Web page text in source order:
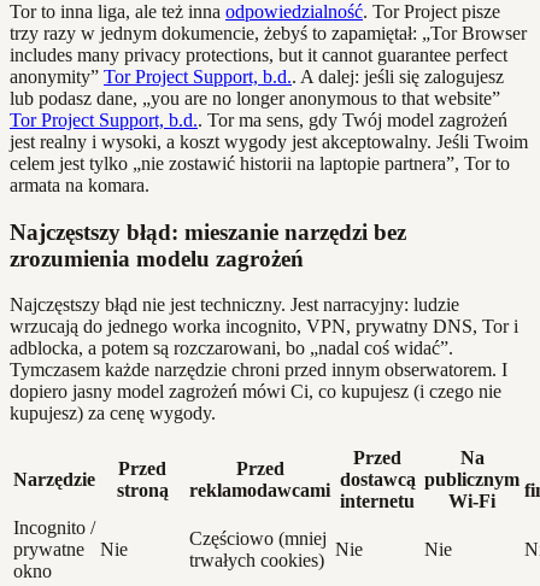
Tor to inna liga, ale też inna odpowiedzialność. Tor Project pisze
trzy razy w jednym dokumencie, żebyś to zapamiętał: „Tor Browser
includes many privacy protections, but it cannot guarantee perfect
anonymity” Tor Project Support, b.d.. A dalej: jeśli się zalogujesz
lub podasz dane, „you are no longer anonymous to that website”
Tor Project Support, b.d.. Tor ma sens, gdy Twój model zagrożeń
jest realny i wysoki, a koszt wygody jest akceptowalny. Jeśli Twoim
celem jest tylko „nie zostawić historii na laptopie partnera”, Tor to
armata na komara.
Najczęstszy błąd: mieszanie narzędzi bez
zrozumienia modelu zagrożeń
Najczęstszy błąd nie jest techniczny. Jest narracyjny: ludzie
wrzucają do jednego worka incognito, VPN, prywatny DNS, Tor i
adblocka, a potem są rozczarowani, bo „nadal coś widać”.
Tymczasem każde narzędzie chroni przed innym obserwatorem. I
dopiero jasny model zagrożeń mówi Ci, co kupujesz (i czego nie
kupujesz) za cenę wygody.
Narzędzie
Przed
stroną
Przed
reklamodawcami
Przed
dostawcą
internetu
Na
publicznym
Wi‑Fi
Incognito /
prywatne
okno
Nie
Częściowo (mniej
trwałych cookies)
Nie Nie